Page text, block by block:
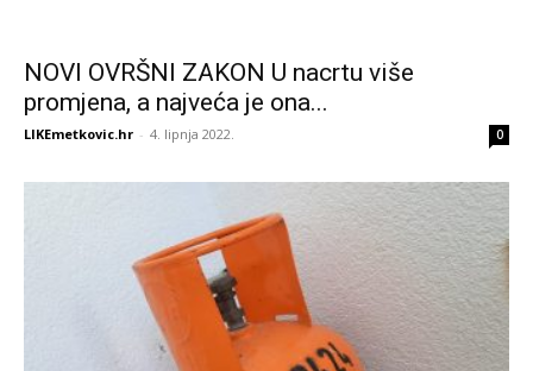
NOVI OVRŠNI ZAKON U nacrtu više
promjena, a najveća je ona...
LIKEmetkovic.hr - 4. lipnja 2022. 0